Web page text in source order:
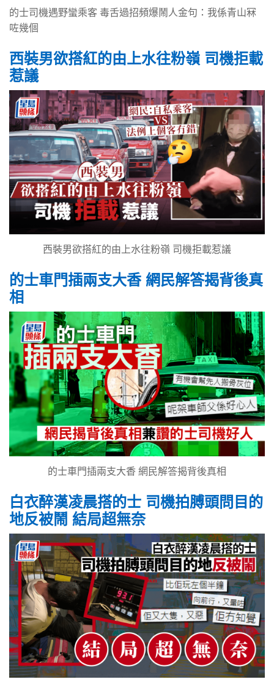
的士司機遇野蠻乘客 毒舌過招頻爆鬧人金句：我係青山冧
咗幾個
西裝男欲搭紅的由上水往粉嶺 司機拒載
惹議
西裝男欲搭紅的由上水往粉嶺 司機拒載惹議
的士車門插兩支大香 網民解答揭背後真
相
的士車門插兩支大香 網民解答揭背後真相
白衣醉漢凌晨搭的士 司機拍膊頭問目的
地反被鬧 結局超無奈